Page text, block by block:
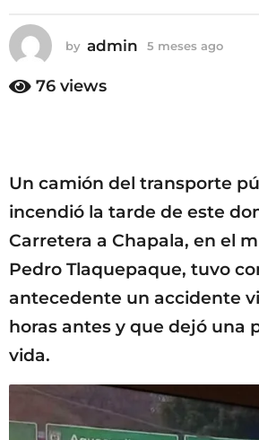
o
by admin 5 meses ago
o
76 views
Un camión del transporte
incendió la tarde de este
Carretera a Chapala, en el
Pedro Tlaquepaque, tuvo
antecedente un accidente
horas antes y que dejó una
vida.